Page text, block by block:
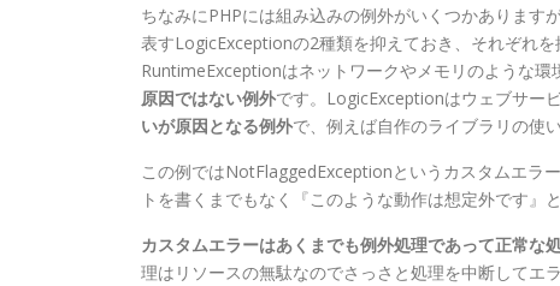
ちなみにPHPには組み込みの例外がいくつかありま
表すLogicExceptionの2種類を抑えておき、それぞれ
RuntimeExceptionはネットワークやメモリのような
原因ではない例外です。LogicExceptionはウェブサー
いが原因となる例外で、例えば自作のライブラリの使
この例ではNotFlaggedExceptionというカスタムエラ
トを書くまでもなく『このような動作は想定外です』
カスタムエラーはあくまでも例外処理であって正常な
理はリソースの無駄なのでさっさと処理を中断してエ